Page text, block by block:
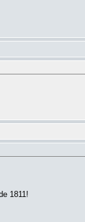
1811!